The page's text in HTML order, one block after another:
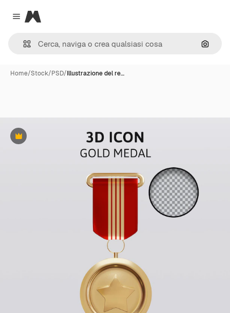
Close menu
Magnific
Cerca
Home/Stock/PSD/Illustrazione del re…
Premium